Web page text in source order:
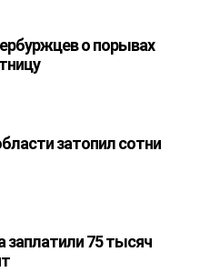
о порывах
затопил сотни
заплатили 75 тысяч